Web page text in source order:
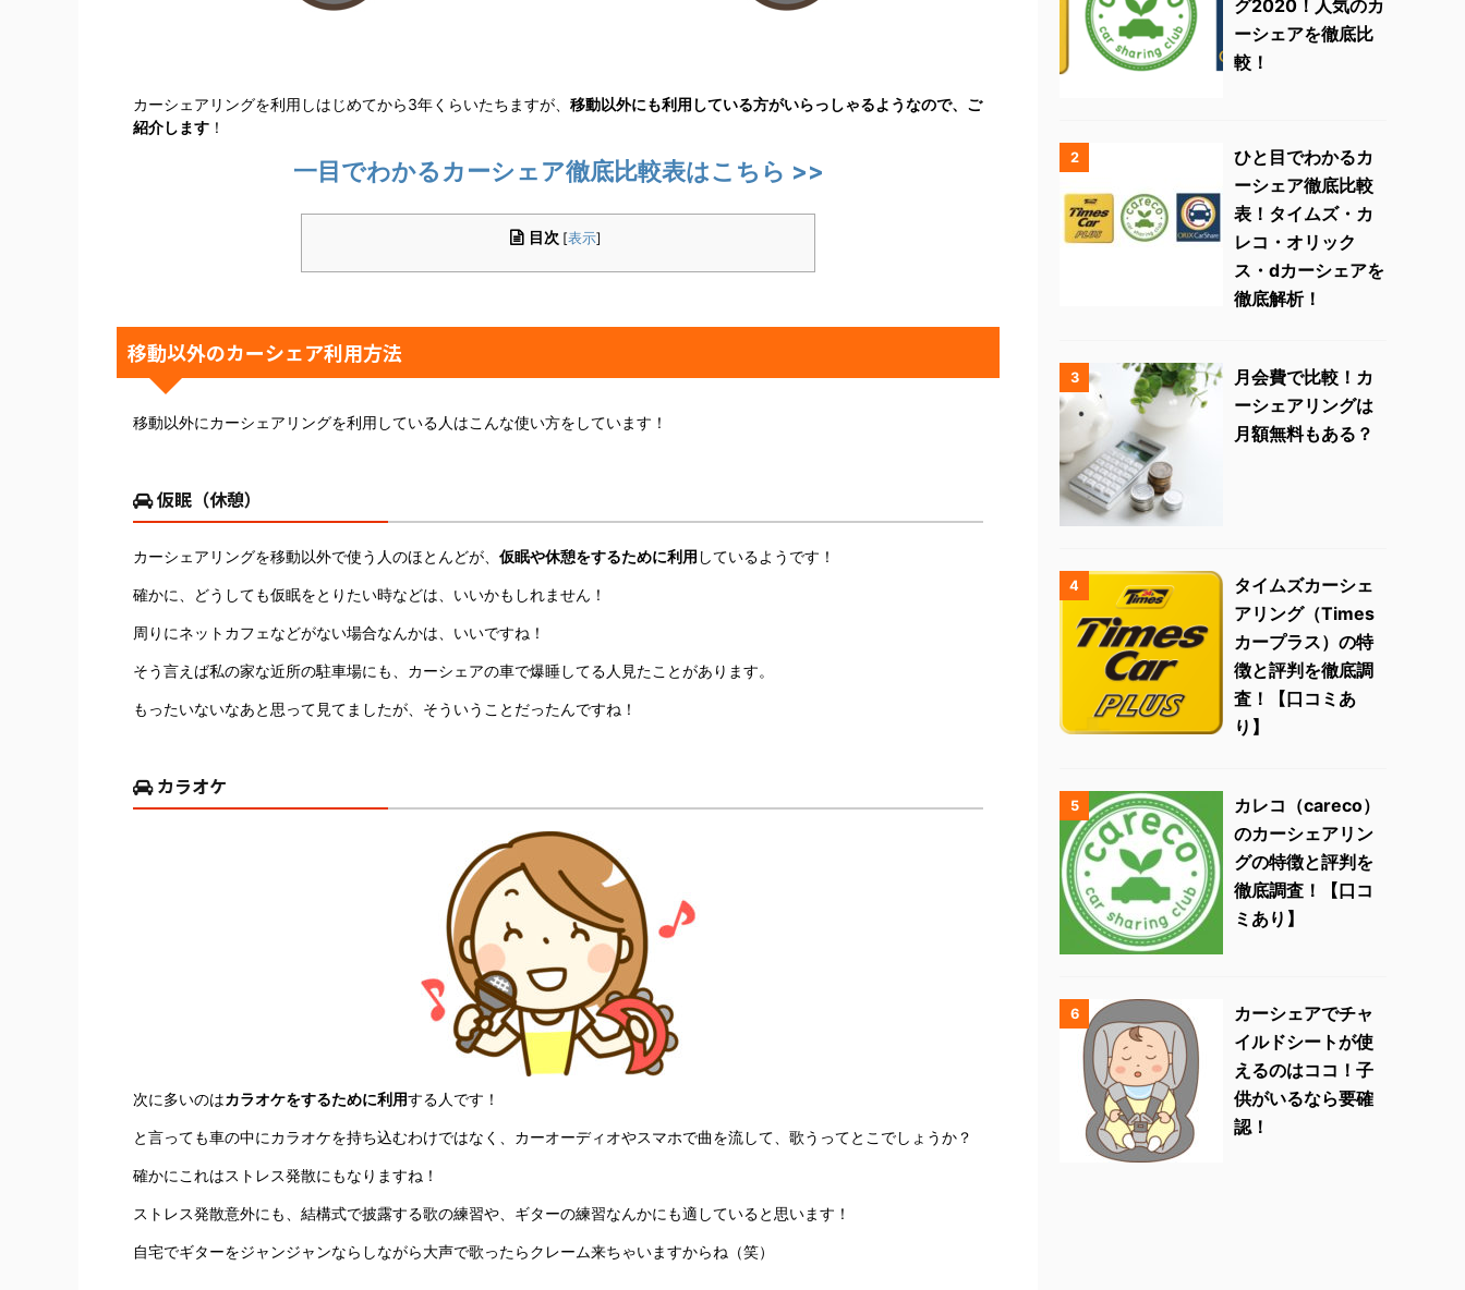
カーシェアリングを利用しはじめてから3年くらいたちますが、 移動以外にも利用している方がいらっしゃるようなので、ご
紹介します ！
一目でわかるカーシェア徹底比較表はこちら >>
目次 [表示]
移動以外のカーシェア利用方法
移動以外にカーシェアリングを利用している人はこんな使い方をしています！
仮眠（休憩）
カーシェアリングを移動以外で使う人のほとんどが、 仮眠や休憩をするために利用 しているようです！
確かに、どうしても仮眠をとりたい時などは、いいかもしれません！
周りにネットカフェなどがない場合なんかは、いいですね！
そう言えば私の家な近所の駐車場にも、カーシェアの車で爆睡してる人見たことがあります。
もったいないなあと思って見てましたが、そういうことだったんですね！
カラオケ
次に多いのはカラオケをするために利用する人です！
と言っても車の中にカラオケを持ち込むわけではなく、カーオーディオやスマホで曲を流して、歌うってとこでしょうか？
確かにこれはストレス発散にもなりますね！
ストレス発散意外にも、結構式で披露する歌の練習や、ギターの練習なんかにも適していると思います！
自宅でギターをジャンジャンならしながら大声で歌ったらクレーム来ちゃいますからね（笑）
グ2020！人気のカ
ーシェアを徹底比
較！
2
ひと目でわかるカ
ーシェア徹底比較
表！タイムズ・カ
レコ・オリック
ス・dカーシェアを
徹底解析！
3
月会費で比較！カ
ーシェアリングは
月額無料もある？
4
タイムズカーシェ
アリング（Times
カープラス）の特
徴と評判を徹底調
査！【口コミあ
り】
5
カレコ（careco）
のカーシェアリン
グの特徴と評判を
徹底調査！【口コ
ミあり】
6
カーシェアでチャ
イルドシートが使
えるのはココ！子
供がいるなら要確
認！